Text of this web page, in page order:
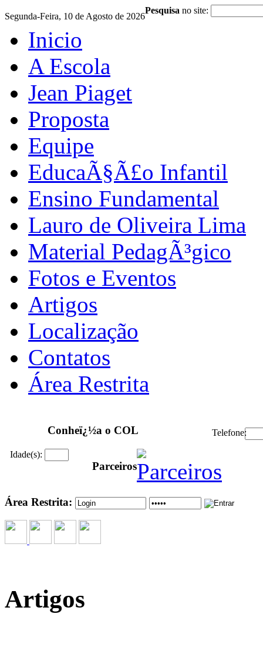
Segunda-Feira, 10 de Agosto de 2026
Pesquisa no site:
Inicio
A Escola
Jean Piaget
Proposta
Equipe
EducaÃ§Ã£o Infantil
Ensino Fundamental
Lauro de Oliveira Lima
Material PedagÃ³gico
Fotos e Eventos
Artigos
Localização
Contatos
Área Restrita
Conheï¿½a o COL Telefone:
Idade(s):
Parceiros
Área Restrita:
Artigos